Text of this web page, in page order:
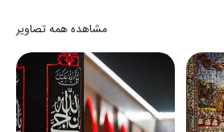
مشاهده همه تصاویر